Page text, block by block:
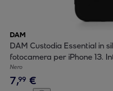
DAM
DAM Custodia Essential in silicone con protezione
fotocamera per iPhone 13.
7,43x1,04x14,95 cm. Colore
Nero
7,99 €